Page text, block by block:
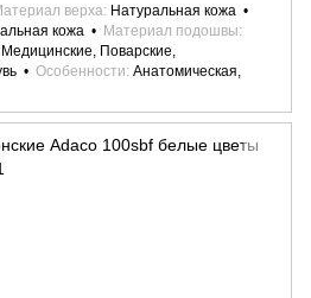
верха Натуральная кожа
кожа
Материал подошвы
Медицинские, Поварские,
Особенности Анатомическая,